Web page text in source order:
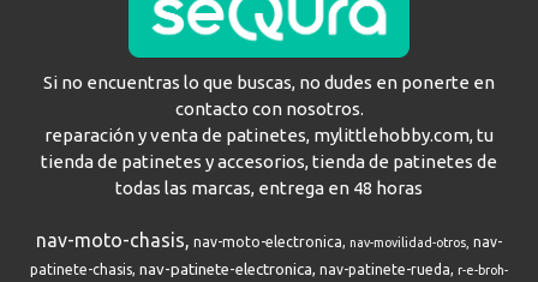
Si no encuentras lo que buscas, no dudes en ponerte en
contacto con nosotros.
reparación y venta de patinetes, mylittlehobby.com, tu
tienda de patinetes y accesorios, tienda de patinetes de
todas las marcas, entrega en 48 horas
nav-moto-chasis nav-moto-electronica nav-movilidad-otros nav-
patinete-chasis nav-patinete-electronica nav-patinete-rueda
r-e-broh-